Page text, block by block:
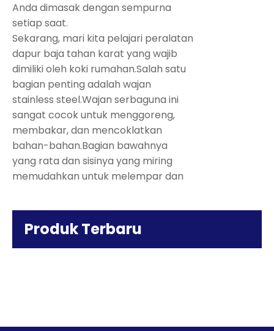
Anda dimasak dengan sempurna
setiap saat.
Sekarang, mari kita pelajari peralatan
dapur baja tahan karat yang wajib
dimiliki oleh koki rumahan.Salah satu
bagian penting adalah wajan
stainless steel.Wajan serbaguna ini
sangat cocok untuk menggoreng,
membakar, dan mencoklatkan
bahan-bahan.Bagian bawahnya
yang rata dan sisinya yang miring
memudahkan untuk melempar dan
konstruksi baja tahan karat
memastikan retensi dan distribusi
panas yang sangat baik.
Barang penting lainnya adalah panci
Produk Terbaru